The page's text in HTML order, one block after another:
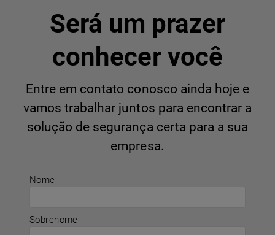
Nome
Sobrenome
Será um prazer
conhecer você
Entre em contato conosco ainda hoje e
vamos trabalhar juntos para encontrar a
solução de segurança certa para a sua
empresa.